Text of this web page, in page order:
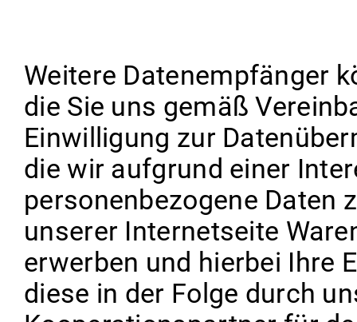
Weitere Datenempfänger
die Sie uns gemäß
Einwilligung zur
die wir aufgrund einer
personenbezogene Daten
unserer Internetseite
erwerben und hierbei Ihre
diese in der Folge durch